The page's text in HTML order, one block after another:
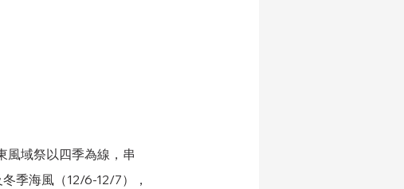
風域祭以四季為線，串
季海風（12/6-12/7），